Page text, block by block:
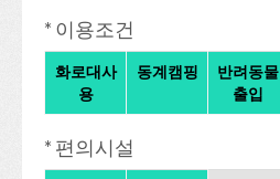
* 이용조건
화로대사
용
동계캠핑
반려동물
출입
* 편의시설